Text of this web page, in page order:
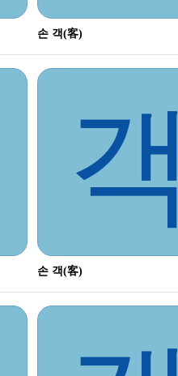
손 객(客)
객
손 객(客)